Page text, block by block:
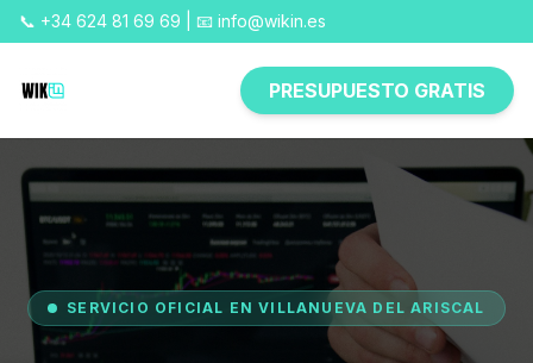
📞 +34 624 81 69 69 | 📧 info@wikin.es
PRESUPUESTO GRATIS
SERVICIO OFICIAL EN VILLANUEVA DEL ARISCAL